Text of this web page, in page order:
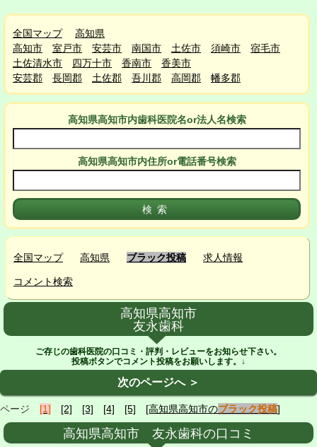
全国マップ
高知県
高知市
室戸市 安芸市 南国市 土佐市 須崎市
宿毛市
土佐清水市
四万十市 香南市
香美市
安芸郡
長岡郡 土佐郡 吾川郡 高岡郡 幡多郡
高知県高知市内歯科医院名or法人名検索
高知県高知市内住所or電話番号検索
全国マップ 高知県 ブラック投稿 求人情報
コメント検索
高知県高知市
友永歯科
ご存じの歯科医院の口コミ・評判・レビューをお知らせ下さい。
投稿ボタンでコメント投稿をお願いします。↓
次のページへ ＞
ページ [1] [2] [3] [4] [5] [高知県高知市のブラック投稿]
高知県高知市 友永歯科の口コミ